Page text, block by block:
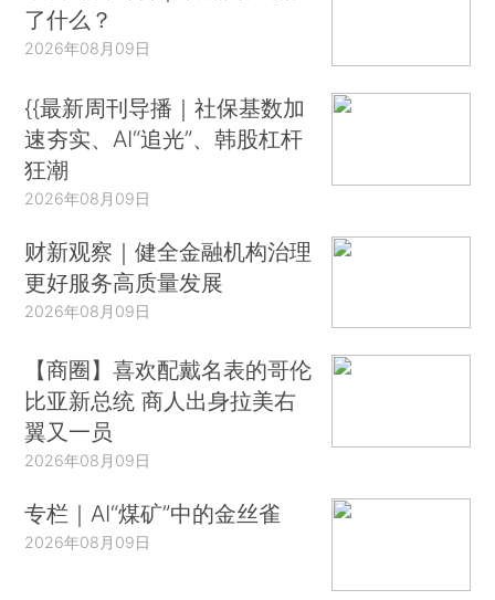
了什么？
2026年08月09日
{{最新周刊导播｜社保基数加
速夯实、AI“追光”、韩股杠杆
狂潮
2026年08月09日
财新观察｜健全金融机构治理
更好服务高质量发展
2026年08月09日
【商圈】喜欢配戴名表的哥伦
比亚新总统 商人出身拉美右
翼又一员
2026年08月09日
专栏｜AI“煤矿”中的金丝雀
2026年08月09日